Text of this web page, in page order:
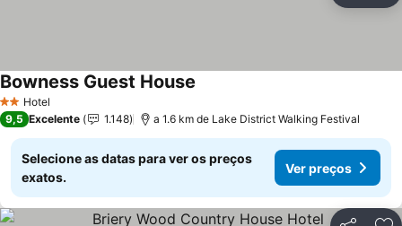
2 Estrelas
Hotel
Bowness Guest House
9,5 Excelente 1.148 a 1.6 km de Lake District Walking Festival
Selecione as datas para ver os preços
exatos.
Ver preços